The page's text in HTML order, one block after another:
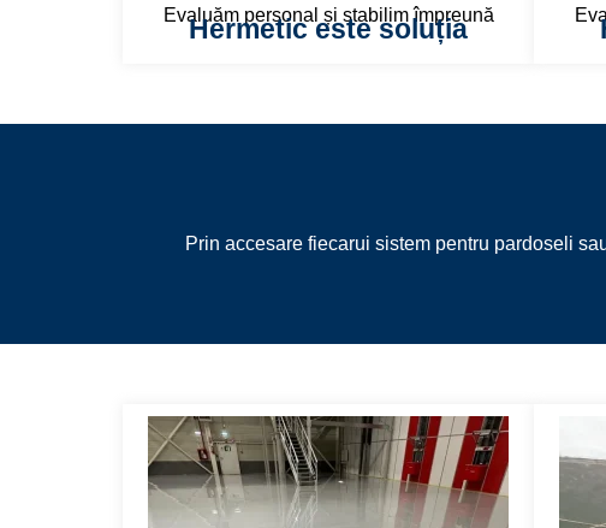
Evaluăm personal și stabilim împreună
Hermetic este soluția
Prin accesare fiecarui sistem pentru pardoseli